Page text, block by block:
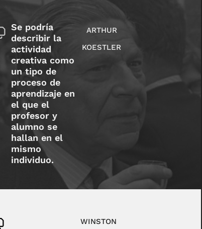
Se podría
describir la
actividad
creativa como
un tipo de
proceso de
aprendizaje en
el que el
profesor y
alumno se
hallan en el
mismo
individuo.
ARTHUR
KOESTLER
WINSTON